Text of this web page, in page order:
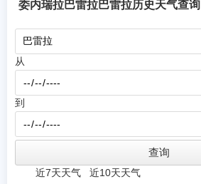
委内瑞拉巴雷拉巴雷拉历史天气查询
从
到
近7天天气 近10天天气